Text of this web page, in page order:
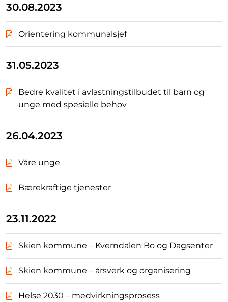
30.08.2023
Orientering kommunalsjef
31.05.2023
Bedre kvalitet i avlastningstilbudet til barn og
unge med spesielle behov
26.04.2023
Våre unge
Bærekraftige tjenester
23.11.2022
Skien kommune – Kverndalen Bo og Dagsenter
Skien kommune – årsverk og organisering
Helse 2030 – medvirkningsprosess